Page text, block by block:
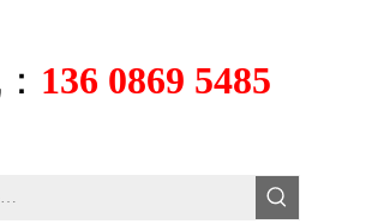
136 0869 5485